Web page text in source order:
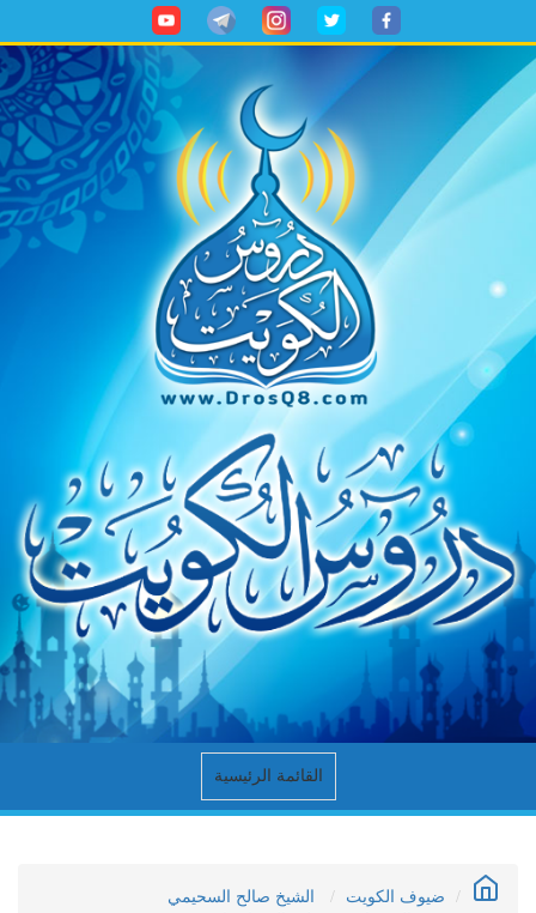
القائمة الرئيسية
ضيوف الكويت
الشيخ صالح السحيمي